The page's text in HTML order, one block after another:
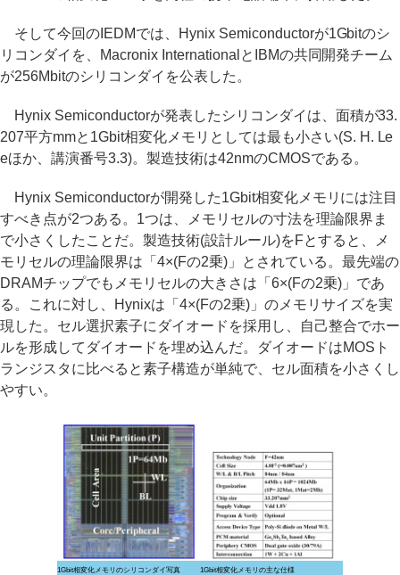
そして今回のIEDMでは、Hynix Semiconductorが1Gbitのシ
リコンダイを、Macronix InternationalとIBMの共同開発チーム
が256Mbitのシリコンダイを公表した。
Hynix Semiconductorが発表したシリコンダイは、面積が33.
207平方mmと1Gbit相変化メモリとしては最も小さい(S. H. Le
eほか、講演番号3.3)。製造技術は42nmのCMOSである。
Hynix Semiconductorが開発した1Gbit相変化メモリには注目
すべき点が2つある。1つは、メモリセルの寸法を理論限界ま
で小さくしたことだ。製造技術(設計ルール)をFとすると、メ
モリセルの理論限界は「4×(Fの2乗)」とされている。最先端の
DRAMチップでもメモリセルの大きさは「6×(Fの2乗)」であ
る。これに対し、Hynixは「4×(Fの2乗)」のメモリサイズを実
現した。セル選択素子にダイオードを採用し、自己整合でホー
ルを形成してダイオードを埋め込んだ。ダイオードはMOSト
ランジスタに比べると素子構造が単純で、セル面積を小さくし
やすい。
1Gbit相変化メモリのシリコンダイ写真 1Gbit相変化メモリの主な仕様